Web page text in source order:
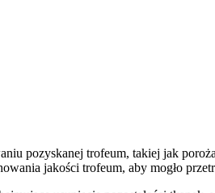
pozyskanej trofeum, takiej jak
jakości trofeum, aby mogło